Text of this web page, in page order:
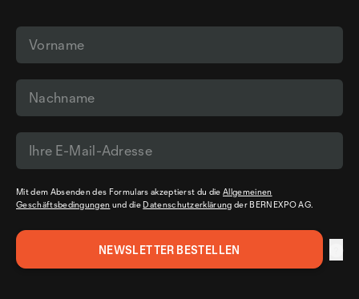
Mit dem Absenden des Formulars akzeptierst du dieAllgemeinen
Geschäftsbedingungen und die Datenschutzerklärung der BERNEXPO AG.